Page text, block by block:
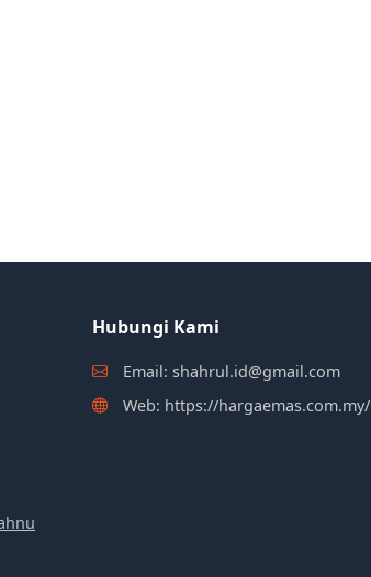
Hubungi Kami
Email: shahrul.id@gmail.com
Web: https://hargaemas.com.my/